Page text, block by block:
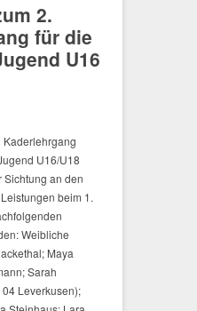
2.
für die
U16
Kaderlehrgang
U16/U18
Sichtung an den
beim 1.
Weibliche
Maya
Sarah
Leverkusen);